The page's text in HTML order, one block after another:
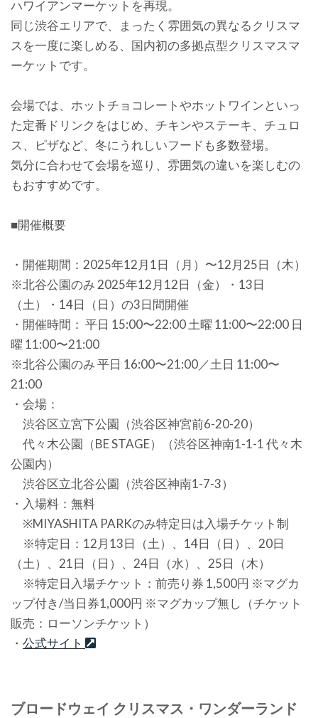
ハワイアンマーケットを再現。
同じ渋谷エリアで、まったく雰囲気の異なるクリスマ
スを一度に楽しめる、国内初の多拠点型クリスマスマ
ーケットです。
会場では、ホットチョコレートやホットワインといっ
た定番ドリンクをはじめ、チキンやステーキ、チュロ
ス、ピザなど、冬にうれしいフードも多数登場。
気分に合わせて会場を巡り、雰囲気の違いを楽しむの
もおすすめです。
■開催概要
・開催期間：2025年12月1日（月）〜12月25日（木）
※北谷公園のみ 2025年12月12日（金）・13日
（土）・14日（日）の3日間開催
・開催時間： 平日 15:00〜22:00 土曜 11:00〜22:00 日
曜 11:00〜21:00
※北谷公園のみ 平日 16:00〜21:00／土日 11:00〜
21:00
・会場：
渋谷区立宮下公園（渋谷区神宮前6-20-20）
代々木公園（BE STAGE）（渋谷区神南1-1-1 代々木
公園内）
渋谷区立北谷公園（渋谷区神南1-7-3）
・入場料：無料
※MIYASHITA PARKのみ特定日は入場チケット制
※特定日：12月13日（土）、14日（日）、20日
（土）、21日（日）、24日（水）、25日（木）
※特定日入場チケット：前売り券 1,500円 ※マグカ
ップ付き/当日券1,000円 ※マグカップ無し（チケット
販売：ローソンチケット）
・ 公式サイト
ブロードウェイ クリスマス・ワンダーランド